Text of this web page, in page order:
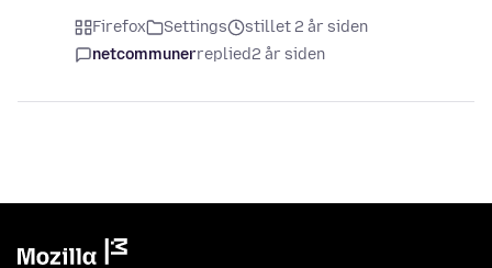
Firefox Settings
stillet 2 år siden
netcommunerreplied2 år siden